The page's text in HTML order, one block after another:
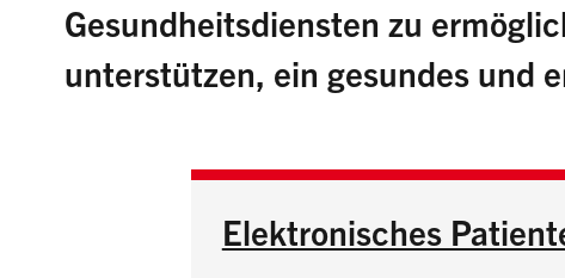
Gesundheitsdiensten zu
unterstützen, ein gesundes und
Elektronisches